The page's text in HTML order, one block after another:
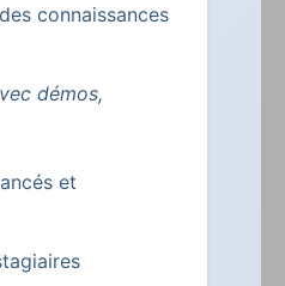
des connaissances
démos,
et